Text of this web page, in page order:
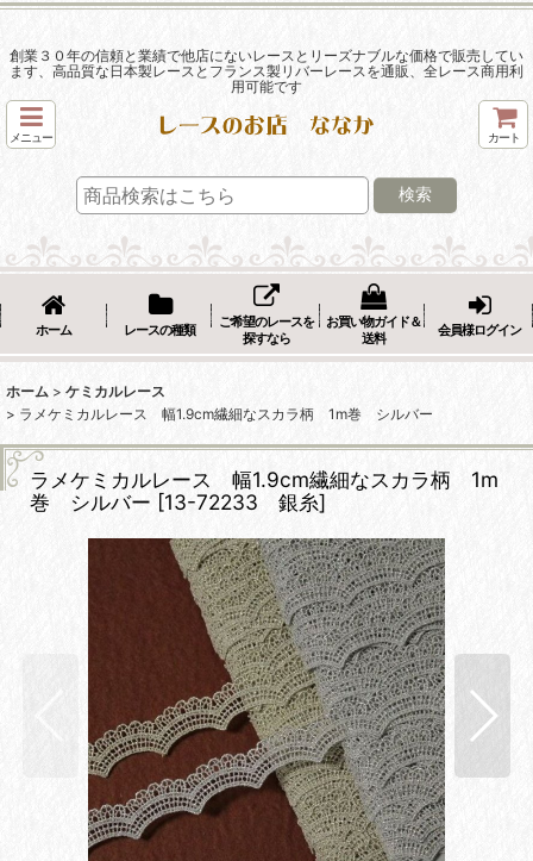
創業３０年の信頼と業績で他店にないレースとリーズナブルな価格で販売してい
ます、高品質な日本製レースとフランス製リバーレースを通販、全レース商用利
用可能です
メニュー カート
検索
ホーム レースの種類
ご希望のレースを
探すなら
お買い物ガイド＆
送料
会員様ログイン
ホーム > ケミカルレース
> ラメケミカルレース 幅1.9cm繊細なスカラ柄 1m巻 シルバー
ラメケミカルレース 幅1.9cm繊細なスカラ柄 1m
巻 シルバー [13-72233 銀糸]